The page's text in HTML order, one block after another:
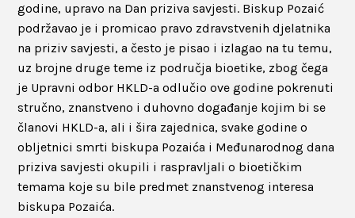
godine, upravo na Dan priziva savjesti. Biskup Pozaić
podržavao je i promicao pravo zdravstvenih djelatnika
na priziv savjesti, a često je pisao i izlagao na tu temu,
uz brojne druge teme iz područja bioetike, zbog čega
je Upravni odbor HKLD-a odlučio ove godine pokrenuti
stručno, znanstveno i duhovno događanje kojim bi se
članovi HKLD-a, ali i šira zajednica, svake godine o
obljetnici smrti biskupa Pozaića i Međunarodnog dana
priziva savjesti okupili i raspravljali o bioetičkim
temama koje su bile predmet znanstvenog interesa
biskupa Pozaića.